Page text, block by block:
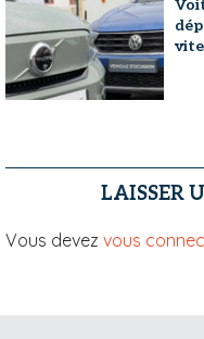
LAISSER
Vous devez vous